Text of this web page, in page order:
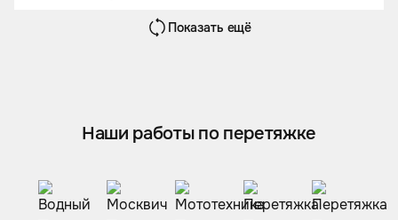
Показать ещё
Наши работы по перетяжке